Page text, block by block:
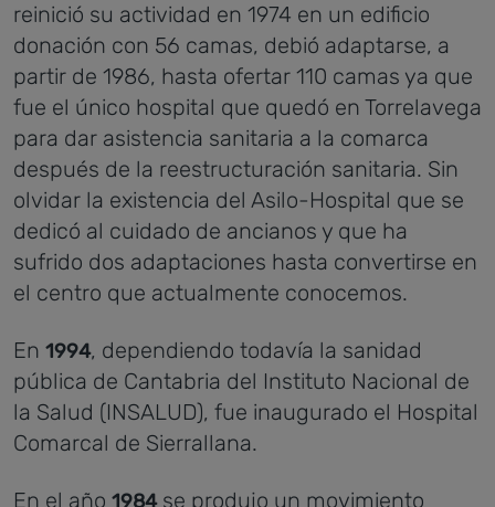
reinició su actividad en 1974 en un edificio
donación con 56 camas, debió adaptarse, a
partir de 1986, hasta ofertar 110 camas ya que
fue el único hospital que quedó en Torrelavega
para dar asistencia sanitaria a la comarca
después de la reestructuración sanitaria. Sin
olvidar la existencia del Asilo-Hospital que se
dedicó al cuidado de ancianos y que ha
sufrido dos adaptaciones hasta convertirse en
el centro que actualmente conocemos.
En 1994, dependiendo todavía la sanidad
pública de Cantabria del Instituto Nacional de
la Salud (INSALUD), fue inaugurado el Hospital
Comarcal de Sierrallana.
En el año 1984se produjo un movimiento